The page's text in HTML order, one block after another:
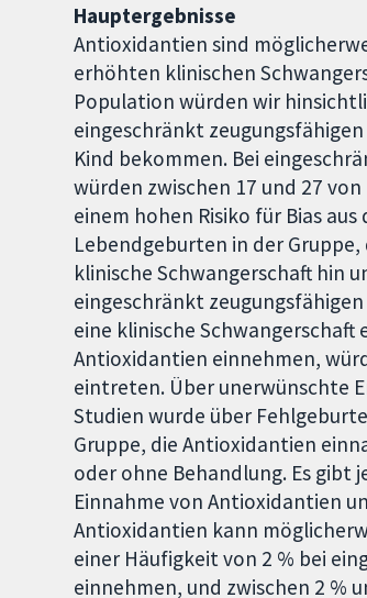
Hauptergebnisse
Antioxidantien sind
erhöhten klinischen
Population würden wir
eingeschränkt
Kind bekommen. Bei
würden zwischen 17 und 27
einem hohen Risiko für Bias
Lebendgeburten in der
klinische Schwangerschaft hin
eingeschränkt
eine klinische
Antioxidantien einnehmen,
eintreten. Über unerwünschte
Studien wurde über
Gruppe, die Antioxidantien
oder ohne Behandlung. Es gibt
Einnahme von Antioxidantien
Antioxidantien kann
einer Häufigkeit von 2 % bei
einnehmen, und zwischen 2 %